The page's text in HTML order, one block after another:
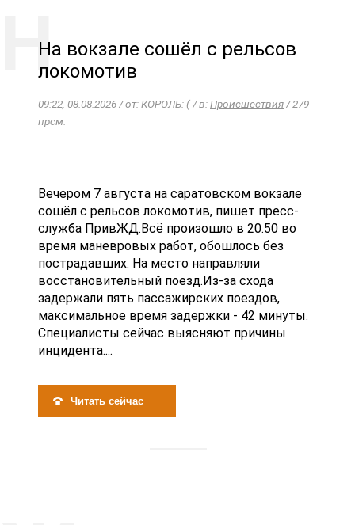
На вокзале сошёл с рельсов
локомотив
09:22, 08.08.2026 / от: КОРОЛЬ: ( / в:Происшествия/ 279
прсм.
Вечером 7 августа на саратовском вокзале
сошёл с рельсов локомотив, пишет пресс-
служба ПривЖД.Всё произошло в 20.50 во
время маневровых работ, обошлось без
пострадавших. На место направляли
восстановительный поезд.Из-за схода
задержали пять пассажирских поездов,
максимальное время задержки - 42 минуты.
Специалисты сейчас выясняют причины
инцидента....
Читать сейчас